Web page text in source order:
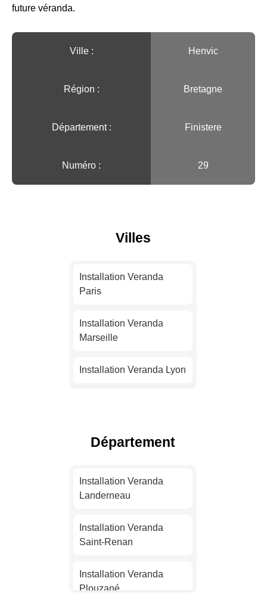
future véranda.
Ville :️ Henvic
Région :️ Bretagne
Département : Finistere
Numéro : 29
Villes
Installation Veranda
Paris
Installation Veranda
Marseille
Installation Veranda Lyon
Installation Veranda Nice
Installation Veranda
Nantes
Installation Veranda
Strasbourg
Installation Veranda
Montpellier
Département
Installation Veranda
Landerneau
Installation Veranda
Saint-Renan
Installation Veranda
Plouzané